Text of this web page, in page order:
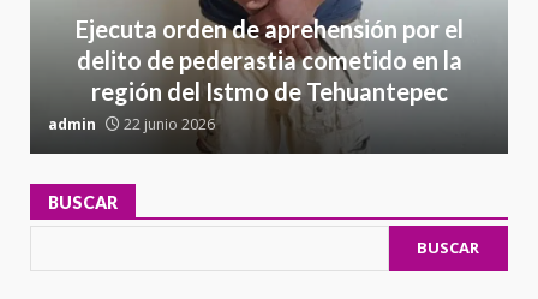
Ejecuta orden de aprehensión por el
delito de pederastia cometido en la
región del Istmo de Tehuantepec
admin 22 junio 2026
BUSCAR
BUSCAR